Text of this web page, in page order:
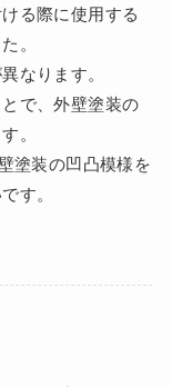
る際に使用する
。
なります。
で、外壁塗装の
。
塗装の凹凸模様を
す。